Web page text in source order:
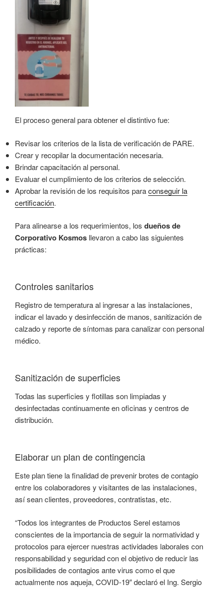
El proceso general para obtener el distintivo fue:
Revisar los criterios de la lista de verificación de PARE.
Crear y recopilar la documentación necesaria.
Brindar capacitación al personal.
Evaluar el cumplimiento de los criterios de selección.
Aprobar la revisión de los requisitos paraconseguir la
certificación.
Para alinearse a los requerimientos, los dueños de
Corporativo Kosmos llevaron a cabo las siguientes
prácticas:
Controles sanitarios
Registro de temperatura al ingresar a las instalaciones,
indicar el lavado y desinfección de manos, sanitización de
calzado y reporte de síntomas para canalizar con personal
médico.
Sanitización de superficies
Todas las superficies y flotillas son limpiadas y
desinfectadas continuamente en oficinas y centros de
distribución.
Elaborar un plan de contingencia
Este plan tiene la finalidad de prevenir brotes de contagio
entre los colaboradores y visitantes de las instalaciones,
así sean clientes, proveedores, contratistas, etc.
“Todos los integrantes de Productos Serel estamos
conscientes de la importancia de seguir la normatividad y
protocolos para ejercer nuestras actividades laborales con
responsabilidad y seguridad con el objetivo de reducir las
posibilidades de contagios ante virus como el que
actualmente nos aqueja, COVID-19″ declaró el Ing. Sergio